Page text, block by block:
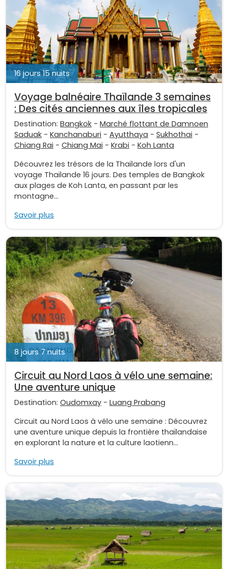
16 jours 15 nuits
Voyage balnéaire Thaïlande 3 semaines
: Des cités anciennes aux îles tropicales
Destination: Bangkok - Marché flottant de Damnoen
Saduak - Kanchanaburi - Ayutthaya - Sukhothai -
Chiang Rai - Chiang Mai - Krabi - Koh Lanta
Découvrez les trésors de la Thaïlande lors d'un
voyage Thaïlande 16 jours. Des temples de Bangkok
aux plages de Koh Lanta, en passant par les
montagne...
Savoir plus
8 jours 7 nuits
Circuit au Nord Laos à vélo une semaine:
Une aventure unique
Destination: Oudomxay - Luang Prabang
Circuit au Nord Laos à vélo une semaine : Découvrez
une aventure unique depuis la frontière thaïlandaise
en explorant la nature et la culture laotienn...
Savoir plus